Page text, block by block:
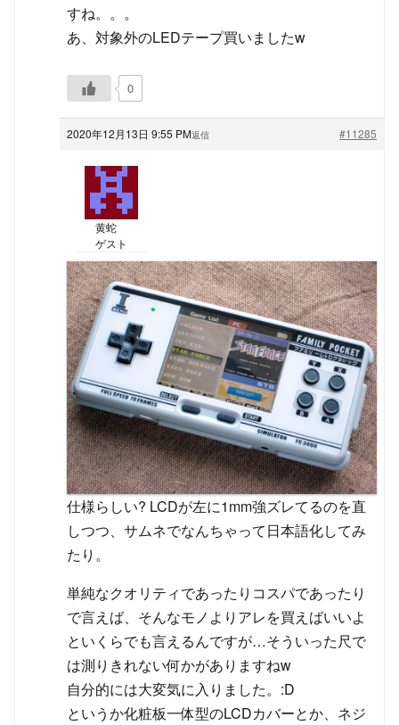
すね。。。
あ、対象外のLEDテープ買いましたw
0
2020年12月13日 9:55 PM #11285
返信
黄蛇
ゲスト
仕様らしい? LCDが左に1mm強ズレてるのを直
しつつ、サムネでなんちゃって日本語化してみ
たり。
単純なクオリティであったりコスパであったり
で言えば、そんなモノよりアレを買えばいいよ
といくらでも言えるんですが…そういった尺で
は測りきれない何かがありますねw
自分的には大変気に入りました。:D
というか化粧板一体型のLCDカバーとか、ネジ